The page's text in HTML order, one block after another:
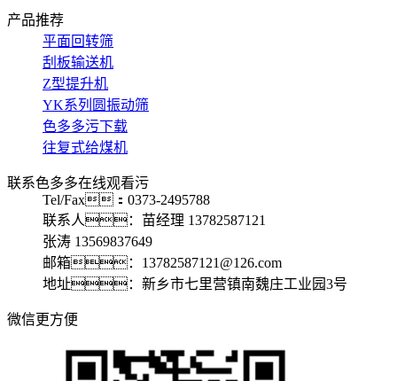
产品推荐
平面回转筛
刮板输送机
Z型提升机
YK系列圆振动筛
色多多污下载
往复式给煤机
联系色多多在线观看污
Tel/Fax：0373-2495788
联系人：苗经理 13782587121
张涛 13569837649
邮箱：13782587121@126.com
地址：新乡市七里营镇南魏庄工业园3号
微信更方便